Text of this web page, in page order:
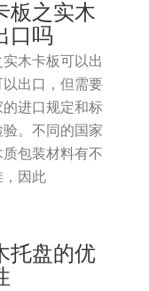
板之实木
口吗
木卡板可以出
出口，但需要
进口规定和标
。不同的国家
包装材料有不
，因此
托盘的优